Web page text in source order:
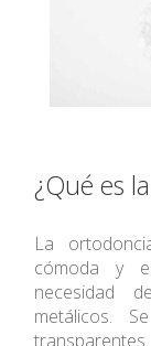
¿Qué es
La
cómoda y
necesidad
metálicos.